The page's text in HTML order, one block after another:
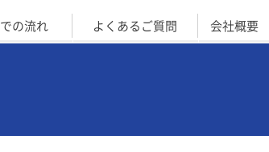
の流れ よくあるご質問 会社概要